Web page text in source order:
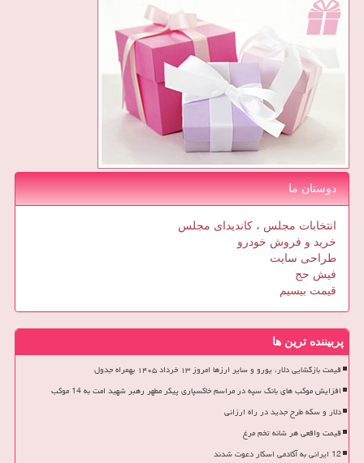
دوستان ما
انتخابات مجلس ، کاندیدای مجلس
خرید و فروش خودرو
طراحی سایت
فیش حج
قیمت بیسیم
پربیننده ترین ها
قیمت بازگشایی دلار، یورو و سایر ارزها امروز ۱۳ خرداد ۱۴۰۵ بهمراه جدول
افزایش موکب های بانک سپه در مراسم خاکسپاری پیکر مطهر رهبر شهید امت به 14 موکب
دلار و سکه طرح جدید در راه ارزانی
قیمت واقعی هر شانه تخم مرغ
12 ایرانی به آکادمی اسکار دعوت شدند